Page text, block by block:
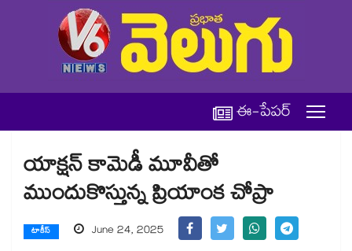
ఈ-పేపర్
యాక్షన్ కామెడీ మూవీతో
ముందుకొస్తున్న ప్రియాంక చోప్రా
టాకీస్ June 24, 2025